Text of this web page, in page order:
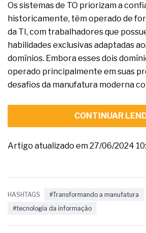
Os sistemas de TO priorizam a
historicamente, têm operado de
da TI, com trabalhadores que
habilidades exclusivas adaptadas
domínios. Embora esses dois
operado principalmente em suas
desafios da manufatura moderna
CONTINUAR
Artigo atualizado em 27/06/2024
HASHTAGS #Transformando a manufatura
#tecnologia da informação